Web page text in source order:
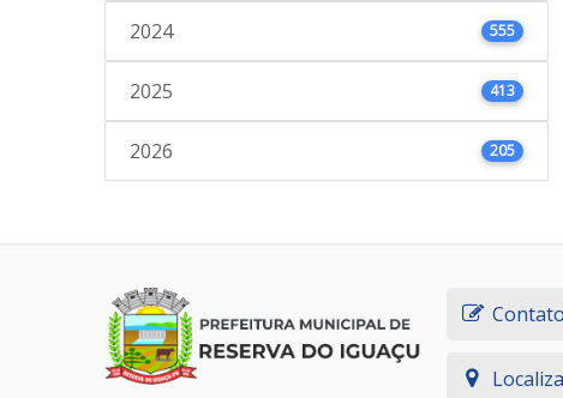
2024 555
2025 413
2026 205
Contato